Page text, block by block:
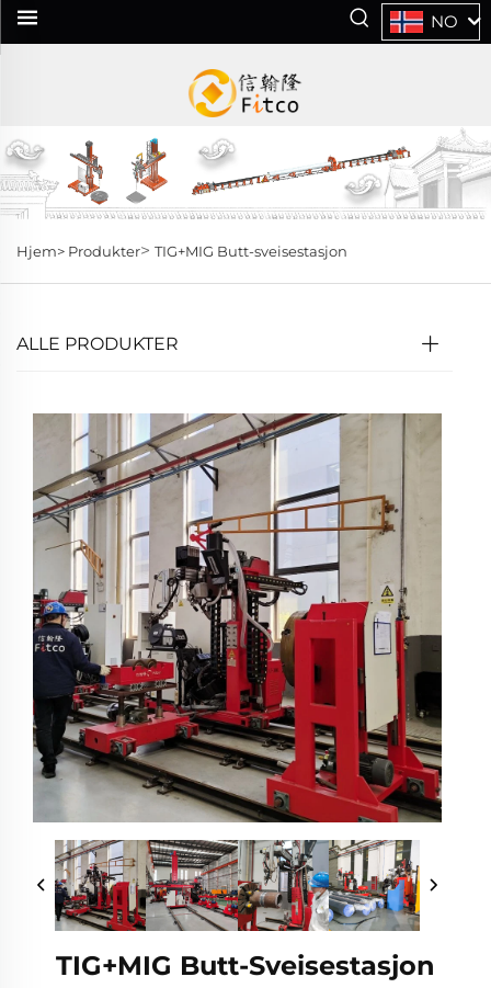
NO
Hjem> Produkter> TIG+MIG Butt-sveisestasjon
ALLE PRODUKTER
TIG+MIG Butt-Sveisestasjon